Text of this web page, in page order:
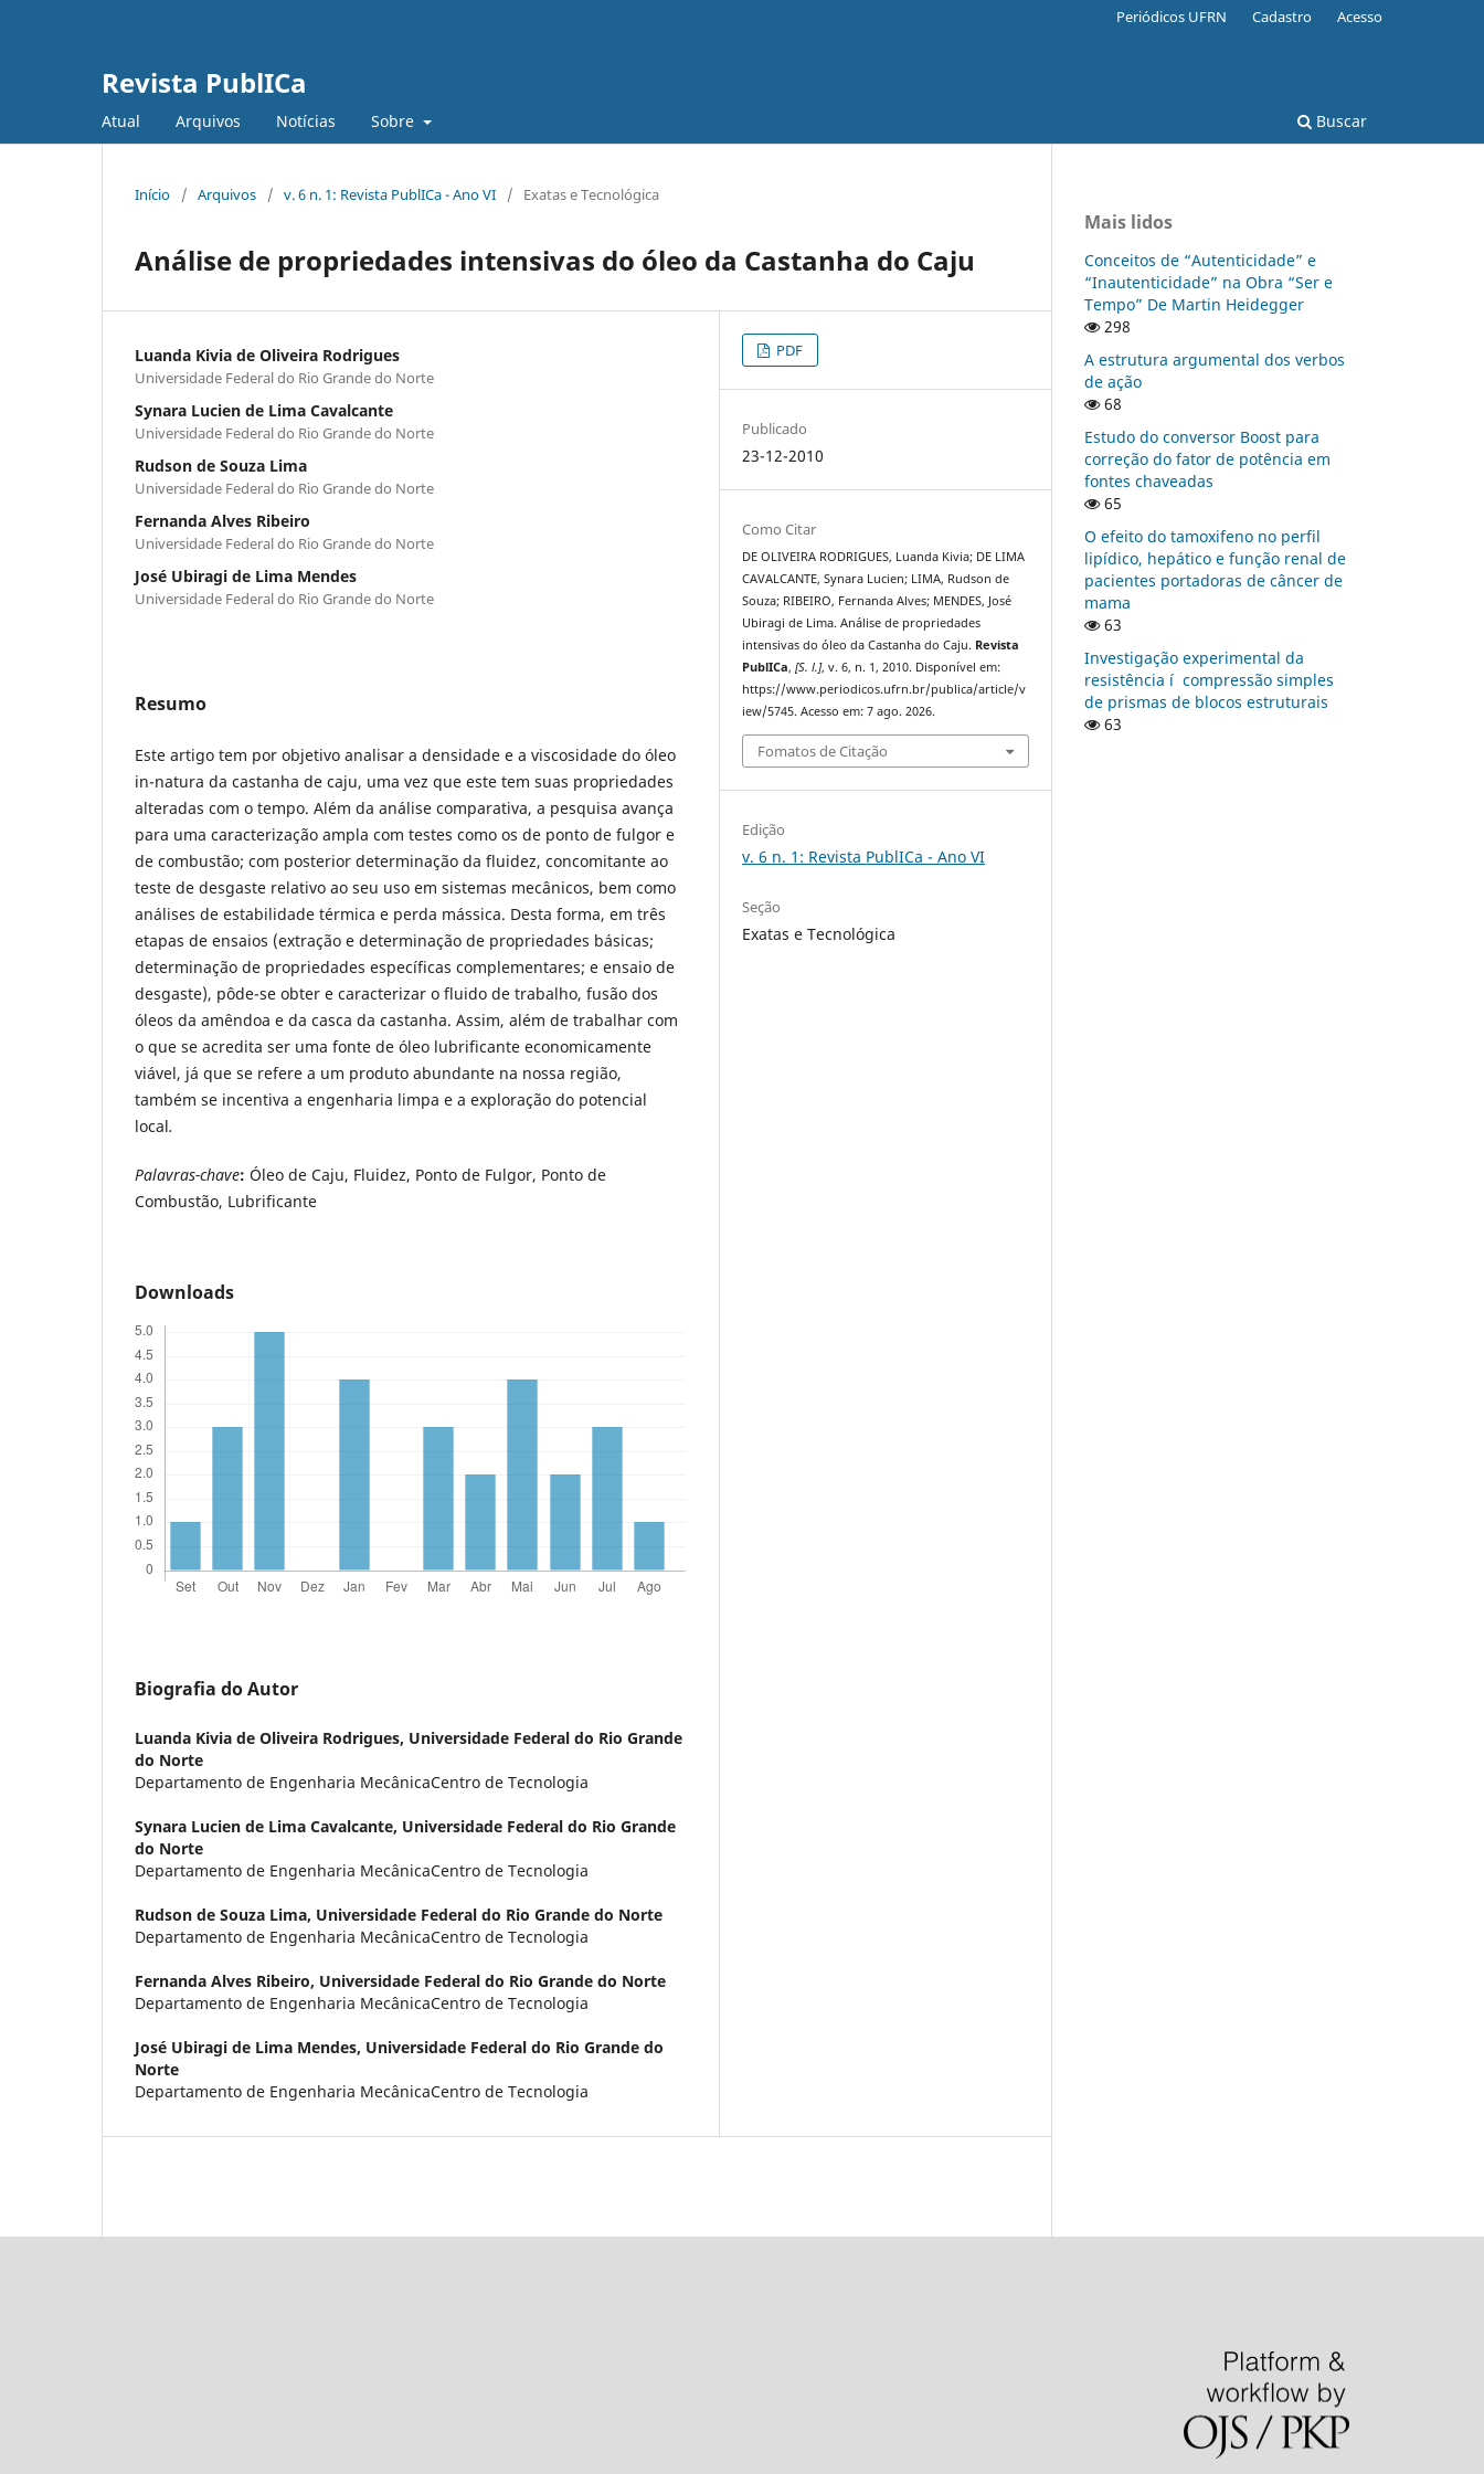
Revista PublICa
Atual Arquivos Notícias Sobre Buscar
Periódicos UFRN Cadastro Acesso
Início / Arquivos / v. 6 n. 1: Revista PublICa - Ano VI / Exatas e Tecnológica
Análise de propriedades intensivas do óleo da Castanha do Caju
Luanda Kivia de Oliveira Rodrigues
Universidade Federal do Rio Grande do Norte
Synara Lucien de Lima Cavalcante
Universidade Federal do Rio Grande do Norte
Rudson de Souza Lima
Universidade Federal do Rio Grande do Norte
Fernanda Alves Ribeiro
Universidade Federal do Rio Grande do Norte
José Ubiragi de Lima Mendes
Universidade Federal do Rio Grande do Norte
Resumo
Este artigo tem por objetivo analisar a densidade e a viscosidade do óleo
in-natura da castanha de caju, uma vez que este tem suas propriedades
alteradas com o tempo. Além da análise comparativa, a pesquisa avança
para uma caracterização ampla com testes como os de ponto de fulgor e
de combustão; com posterior determinação da fluidez, concomitante ao
teste de desgaste relativo ao seu uso em sistemas mecânicos, bem como
análises de estabilidade térmica e perda mássica. Desta forma, em três
etapas de ensaios (extração e determinação de propriedades básicas;
determinação de propriedades específicas complementares; e ensaio de
desgaste), pôde-se obter e caracterizar o fluido de trabalho, fusão dos
óleos da amêndoa e da casca da castanha. Assim, além de trabalhar com
o que se acredita ser uma fonte de óleo lubrificante economicamente
viável, já que se refere a um produto abundante na nossa região,
também se incentiva a engenharia limpa e a exploração do potencial
local.
Palavras-chave: Óleo de Caju, Fluidez, Ponto de Fulgor, Ponto de
Combustão, Lubrificante
Downloads
Biografia do Autor
Luanda Kivia de Oliveira Rodrigues, Universidade Federal do Rio Grande
do Norte
Departamento de Engenharia MecânicaCentro de Tecnologia
Synara Lucien de Lima Cavalcante, Universidade Federal do Rio Grande
do Norte
Departamento de Engenharia MecânicaCentro de Tecnologia
Rudson de Souza Lima, Universidade Federal do Rio Grande do Norte
Departamento de Engenharia MecânicaCentro de Tecnologia
Fernanda Alves Ribeiro, Universidade Federal do Rio Grande do Norte
Departamento de Engenharia MecânicaCentro de Tecnologia
José Ubiragi de Lima Mendes, Universidade Federal do Rio Grande do
Norte
Departamento de Engenharia MecânicaCentro de Tecnologia
PDF
Publicado
23-12-2010
Como Citar
DE OLIVEIRA RODRIGUES, Luanda Kivia; DE LIMA
CAVALCANTE, Synara Lucien; LIMA, Rudson de
Souza; RIBEIRO, Fernanda Alves; MENDES, José
Ubiragi de Lima. Análise de propriedades
intensivas do óleo da Castanha do Caju. Revista
PublICa,[S. l.], v. 6, n. 1, 2010. Disponível em:
https://www.periodicos.ufrn.br/publica/article/v
iew/5745. Acesso em: 7 ago. 2026.
Fomatos de Citação
Edição
v. 6 n. 1: Revista PublICa - Ano VI
Seção
Exatas e Tecnológica
Mais lidos
Conceitos de “Autenticidade” e
“Inautenticidade” na Obra “Ser e
Tempo” De Martin Heidegger
298
A estrutura argumental dos verbos
de ação
68
Estudo do conversor Boost para
correção do fator de potência em
fontes chaveadas
65
O efeito do tamoxifeno no perfil
lipí­dico, hepático e função renal de
pacientes portadoras de câncer de
mama
63
Investigação experimental da
resistência í compressão simples
de prismas de blocos estruturais
63